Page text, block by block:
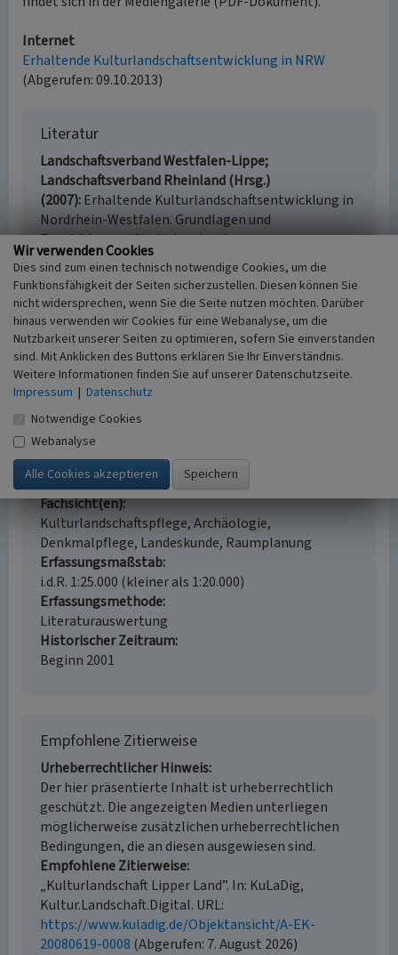
Internet
Erhaltende Kulturlandschaftsentwicklung in NRW
(Abgerufen: 09.10.2013)
Literatur
Landschaftsverband Westfalen-Lippe;
Landschaftsverband Rheinland (Hrsg.)
(2007) Erhaltende Kulturlandschaftsentwicklung in
Nordrhein-Westfalen. Grundlagen und
Empfehlungen für die Landesplanung
(Kulturlandschaftlicher Fachbeitrag zur
Landesplanung in Nordrhein-Westfalen /
Fachgutachten zum Kulturellen Erbe in der
Landesplanung. 37, Münster u. Köln. Online
verfügbar:www.lvr.de, Kulturlandschaftlicher
Fachbeitrag 2007, abgerufen am 13.10.2025
Kulturlandschaft Lipper Land
Schlagwörter
Kulturlandschaftsraum
Fachsicht(en)
Kulturlandschaftspflege, Archäologie,
Denkmalpflege, Landeskunde, Raumplanung
Erfassungsmaßstab
i.d.R. 1:25.000 (kleiner als 1:20.000)
Erfassungsmethode
Literaturauswertung
Historischer Zeitraum
Beginn 2001
Empfohlene Zitierweise
Urheberrechtlicher Hinweis
Der hier präsentierte Inhalt ist urheberrechtlich
geschützt. Die angezeigten Medien unterliegen
möglicherweise zusätzlichen urheberrechtlichen
Bedingungen, die an diesen ausgewiesen sind.
Empfohlene Zitierweise
„Kulturlandschaft Lipper Land”. In: KuLaDig,
Kultur.Landschaft.Digital. URL:
https://www.kuladig.de/Objektansicht/A-EK-
20080619-0008 (Abgerufen: 7. August 2026)
Wir verwenden Cookies
Dies sind zum einen technisch notwendige Cookies, um die
Funktionsfähigkeit der Seiten sicherzustellen. Diesen können Sie
nicht widersprechen, wenn Sie die Seite nutzen möchten. Darüber
hinaus verwenden wir Cookies für eine Webanalyse, um die
Nutzbarkeit unserer Seiten zu optimieren, sofern Sie einverstanden
sind. Mit Anklicken des Buttons erklären Sie Ihr Einverständnis.
Weitere Informationen finden Sie auf unserer Datenschutzseite.
Impressum | Datenschutz
Notwendige Cookies
Webanalyse